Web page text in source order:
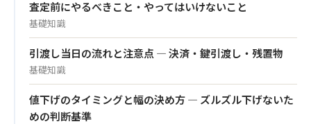
査定前にやるべきこと・やってはいけないこと
基礎知識
引渡し当日の流れと注意点 — 決済・鍵引渡し・残置物
基礎知識
値下げのタイミングと幅の決め方 — ズルズル下げないた
めの判断基準